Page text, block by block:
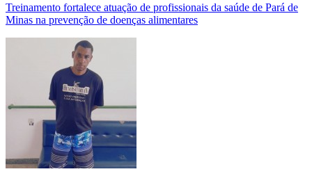
Treinamento fortalece atuação de profissionais da saúde de Pará de
Minas na prevenção de doenças alimentares